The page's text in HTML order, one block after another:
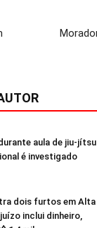
aula de jiu-jítsu
é investigado
dois furtos em Alta
inclui dinheiro,